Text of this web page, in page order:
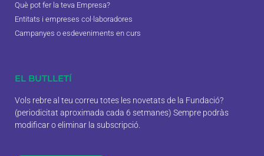
Què pot fer la teva Empresa?
Entitats i empreses col·laboradores
Campanyes o esdeveniments en curs
EL BUTLLETÍ
Vols rebre al teu correu totes les novetats de la Fundació?
(periodicitat aproximada cada 6 setmanes) Sempre podràs
modificar o eliminar la subscripció.